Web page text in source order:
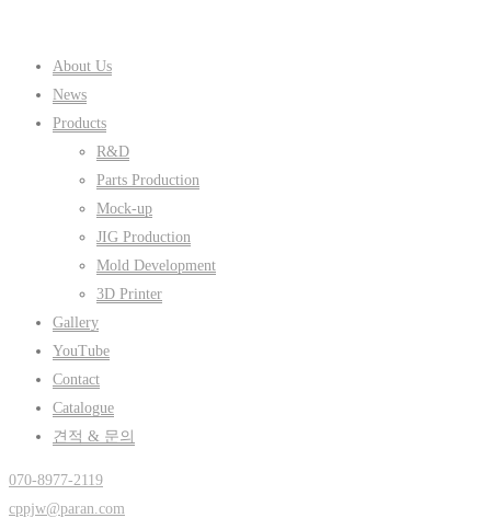
About Us
News
Products
R&D
Parts Production
Mock-up
JIG Production
Mold Development
3D Printer
Gallery
YouTube
Contact
Catalogue
견적 & 문의
070-8977-2119
cppjw@paran.com